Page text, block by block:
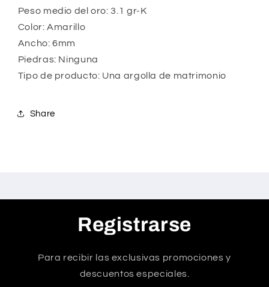
Peso medio del oro: 3.1 gr-K
Color: Amarillo
Ancho: 6mm
Piedras: Ninguna
Tipo de producto: Una argolla de matrimonio
Share
Registrarse
Para recibir las exclusivas promociones y
descuentos especiales.